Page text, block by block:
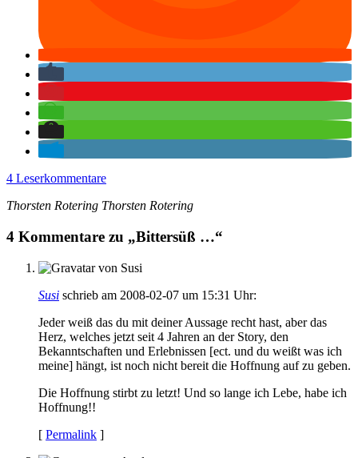
4 Leserkommentare
Thorsten Rotering Thorsten Rotering
4 Kommentare zu „Bittersüß …“
Susi schrieb am 2008-02-07 um 15:31 Uhr:
Jeder weiß das du mit deiner Aussage recht hast, aber das
Herz, welches jetzt seit 4 Jahren an der Story, den
Bekanntschaften und Erlebnissen [ect. und du weißt was ich
meine] hängt, ist noch nicht bereit die Hoffnung auf zu geben.
Die Hoffnung stirbt zu letzt! Und so lange ich Lebe, habe ich
Hoffnung!!
[ Permalink ]